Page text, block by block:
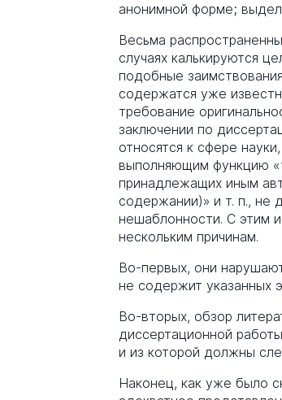
анонимной форме;
Весьма
случаях калькируются
подобные
содержатся уже
требование
заключении по
относятся к сфере
выполняющим функцию
принадлежащих иным
содержании)» и т. п., не
нешаблонности. С этим
нескольким причинам.
Во-первых, они
не содержит указанных
Во-вторых, обзор
диссертационной
и из которой должны
Наконец, как уже было